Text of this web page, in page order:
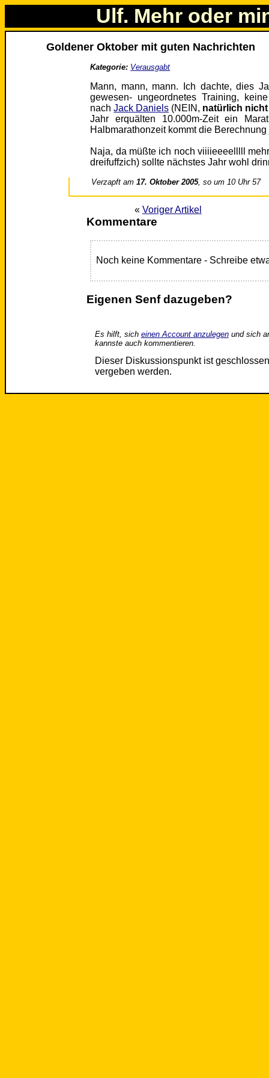
Ulf. Mehr oder
Goldener Oktober mit guten Nachrichten
Kategorie: Verausgabt
Mann, mann, mann. Ich dachte, dies
gewesen- ungeordnetes Training,
nachJack Daniels (NEIN, natürlich nicht
Jahr erquälten 10.000m-Zeit ein
Halbmarathonzeit kommt die
Naja, da müßte ich noch viiiieeeelllll
dreifuffzich) sollte nächstes Jahr wohl
Verzapft am17. Oktober 2005, so um 10 Uhr 57
« Voriger Artikel
Kommentare
Noch keine Kommentare - Schreibe
Eigenen Senf dazugeben?
Es hilft, sich einen Account anzulegenund sich
kannste auch kommentieren.
Dieser Diskussionspunkt ist
vergeben werden.